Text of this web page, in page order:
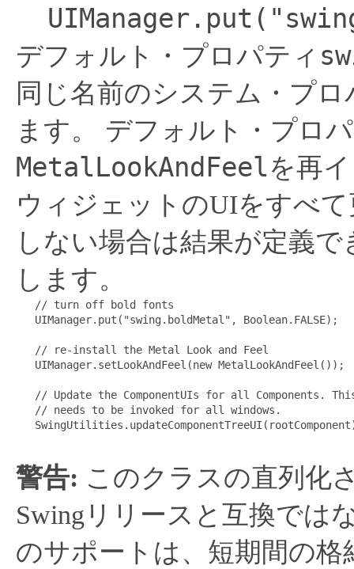
デフォルト・プロパティ
同じ名前のシステム・プ
ます。
デフォルト・プロ
MetalLookAndFeelを再
ウィジェットのUIをすべ
しない場合は結果が定義で
します。
   // turn off bold fonts
   UIManager.put("swing.boldMetal", Boolean.FALSE);
   // re-install the Metal Look and Feel
   UIManager.setLookAndFeel(new MetalLookAndFeel());
// Update the ComponentUIs for all Components.
   // needs to be invoked for all windows.
警告: このクラスの直列化
Swingリリースと互換では
のサポートは、短期間の